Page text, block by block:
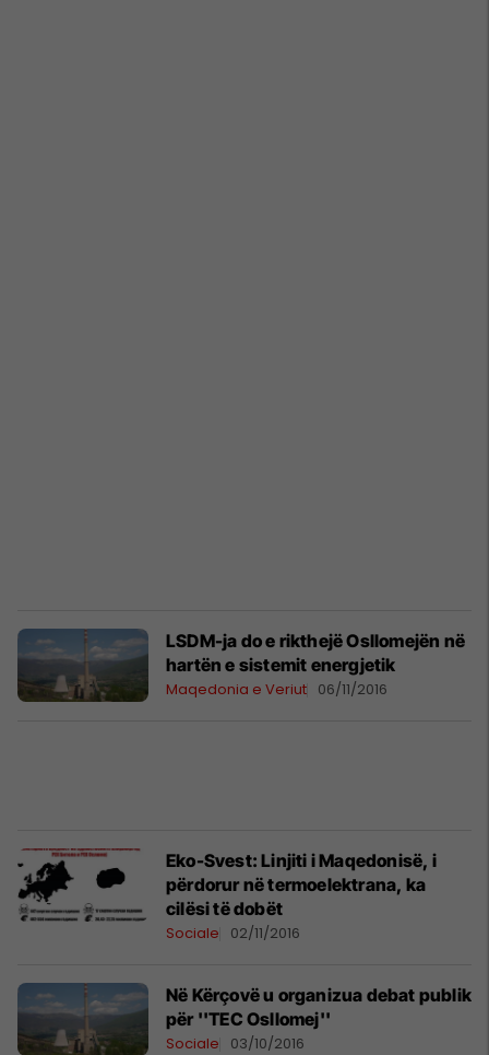
LSDM-ja do e rikthejë Osllomejën në
hartën e sistemit energjetik
Maqedonia e Veriut 06/11/2016
Eko-Svest: Linjiti i Maqedonisë, i
përdorur në termoelektrana, ka
cilësi të dobët
Sociale 02/11/2016
Në Kërçovë u organizua debat publik
për ''TEC Osllomej''
Sociale 03/10/2016